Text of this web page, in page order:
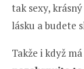
tak sexy,
lásku a budete
Takže i když